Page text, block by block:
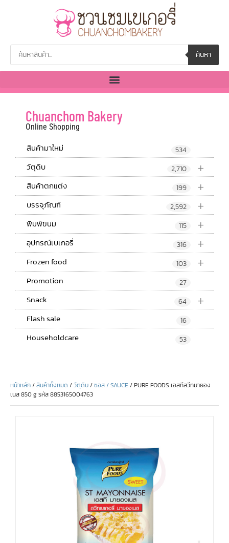
ค้นหา
Chuanchom Bakery
Online Shopping
สินค้ามาใหม่ 534
+
วัตุดิบ 2,710
+
สินค้าตกแต่ง 199
+
บรรจุภัณฑ์ 2,592
+
พิมพ์ขนม 115
+
อุปกรณ์เบเกอรี่ 316
+
Frozen food 103
Promotion 27
+
Snack 64
Flash sale 16
Householdcare 53
หน้าหลัก/สินค้าทั้งหมด /วัตุดิบ/ซอส / SAUCE / PURE FOODS เอสทีสวีทมายอง
เนส 850 g รหัส 8853165004763